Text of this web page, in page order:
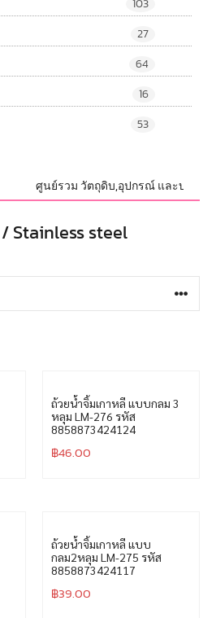
103
27
64
16
53
ศูนย์รวม วัตถุดิบ,อุปกรณ์ และบรรจุภั
Stainless steel
ถ้วยน้ำจิ้มเกาหลี แบบกลม 3
หลุม LM-276 รหัส
8858873424124
฿46.00
ถ้วยน้ำจิ้มเกาหลี แบบ
กลม2หลุม LM-275 รหัส
8858873424117
฿39.00